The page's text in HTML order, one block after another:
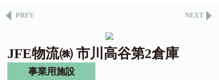
PREV NEXT
JFE物流㈱ 市川高谷第2倉庫
事業用施設